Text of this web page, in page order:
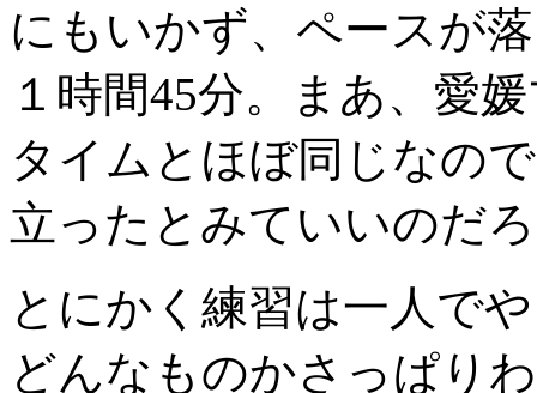
にもいかず、ペースが
１時間45分。まあ、愛
タイムとほぼ同じなの
立ったとみていいのだ
とにかく練習は一人で
どんなものかさっぱり